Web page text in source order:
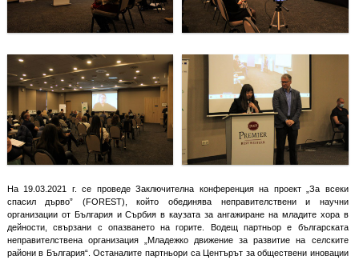
На 19.03.2021 г. се проведе Заключителна конференция на проект „За всеки
спасил дърво” (FOREST), който обединява неправителствени и научни
организации от България и Сърбия в каузата за ангажиране на младите хора в
дейности, свързани с опазването на горите. Водещ партньор е българската
неправителствена организация „Младежко движение за развитие на селските
райони в България“. Останалите партньори са Центърът за обществени иновации